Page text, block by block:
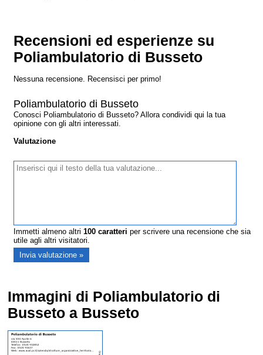
Recensioni ed esperienze su
Poliambulatorio di Busseto
Nessuna recensione. Recensisci per primo!
Poliambulatorio di Busseto
Conosci Poliambulatorio di Busseto? Allora condividi qui la tua
opinione con gli altri interessati.
Valutazione
Immetti almeno altri100 caratteri per scrivere una recensione che sia
utile agli altri visitatori.
Immagini di Poliambulatorio di
Busseto a Busseto